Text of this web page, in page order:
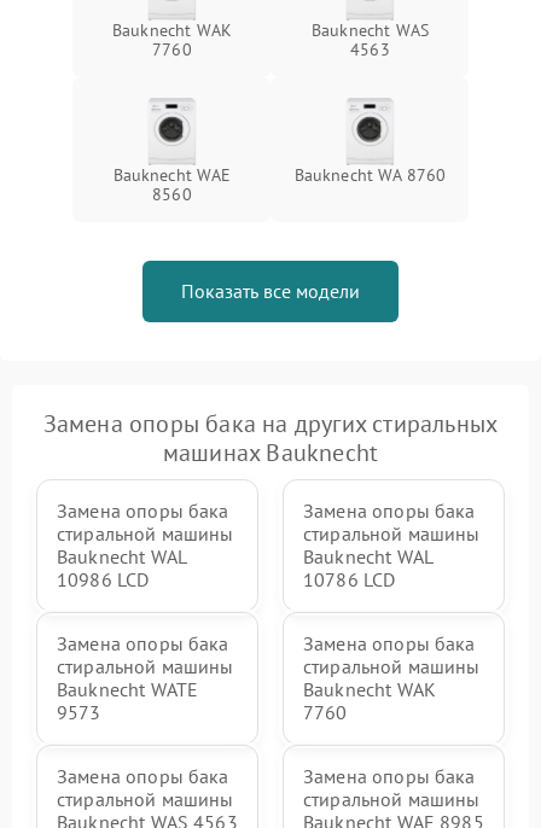
Bauknecht WAK
7760
Bauknecht WAS
4563
Bauknecht WAE
8560
Bauknecht WA 8760
Показать все модели
Замена опоры бака на других стиральных
машинах Bauknecht
Замена опоры бака
стиральной машины
Bauknecht WAL
10986 LCD
Замена опоры бака
стиральной машины
Bauknecht WAL
10786 LCD
Замена опоры бака
стиральной машины
Bauknecht WATE
9573
Замена опоры бака
стиральной машины
Bauknecht WAK
7760
Замена опоры бака
стиральной машины
Bauknecht WAS 4563
Замена опоры бака
стиральной машины
Bauknecht WAE 8985